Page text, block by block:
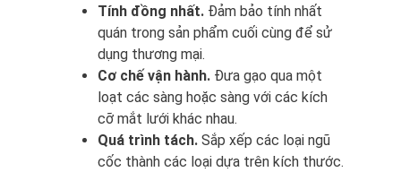
Tính đồng nhất. Đảm bảo tính nhất
quán trong sản phẩm cuối cùng để sử
dụng thương mại.
Cơ chế vận hành. Đưa gạo qua một
loạt các sàng hoặc sàng với các kích
cỡ mắt lưới khác nhau.
Quá trình tách. Sắp xếp các loại ngũ
cốc thành các loại dựa trên kích thước.